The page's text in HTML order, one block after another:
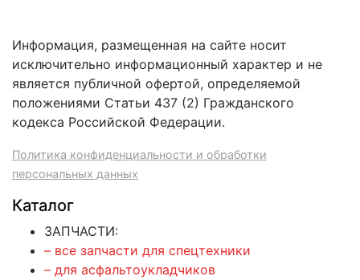
Информация, размещенная на сайте носит
исключительно информационный характер и не
является публичной офертой, определяемой
положениями Статьи 437 (2) Гражданского
кодекса Российской Федерации.
Политика конфиденциальности и обработки
персональных данных
Каталог
ЗАПЧАСТИ:
– все запчасти для спецтехники
– для асфальтоукладчиков